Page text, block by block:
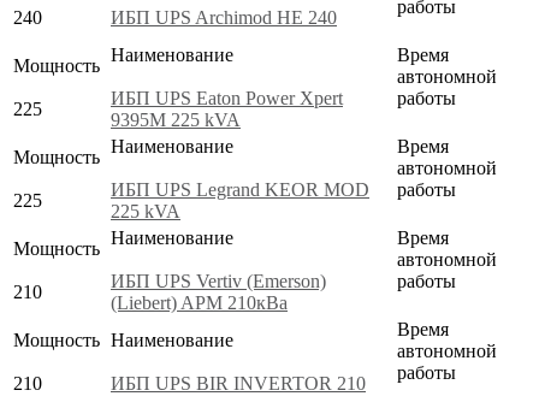
240 ИБП UPS Archimod HE 240
работы
Мощность
225
Наименование
ИБП UPS Eaton Power Xpert
9395M 225 kVA
Время
автономной
работы
Мощность
225
Наименование
ИБП UPS Legrand KEOR MOD
225 kVA
Время
автономной
работы
Мощность
210
Наименование
ИБП UPS Vertiv (Emerson)
(Liebert) APM 210кВа
Время
автономной
работы
Мощность
210
Наименование
ИБП UPS BIR INVERTOR 210
Время
автономной
работы